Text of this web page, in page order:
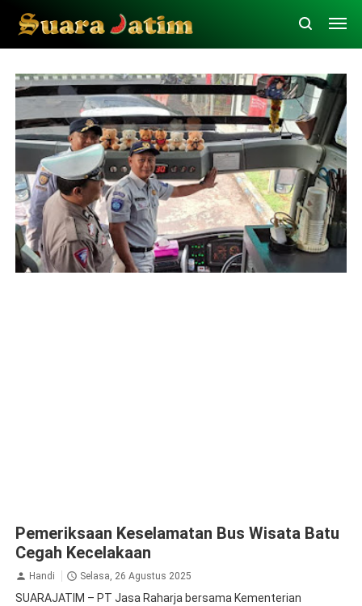
Pemeriksaan Keselamatan Bus Wisata Batu
Cegah Kecelakaan
Handi Selasa, 26 Agustus 2025
SUARAJATIM – PT Jasa Raharja bersama Kementerian